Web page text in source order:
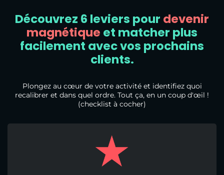
Découvrez 6 leviers pour devenir
magnétique et matcher plus
facilement avec vos prochains
clients.
Plongez au cœur de votre activité et identifiez quoi
recalibrer et dans quel ordre. Tout ça, en un coup d'œil !
(checklist à cocher)